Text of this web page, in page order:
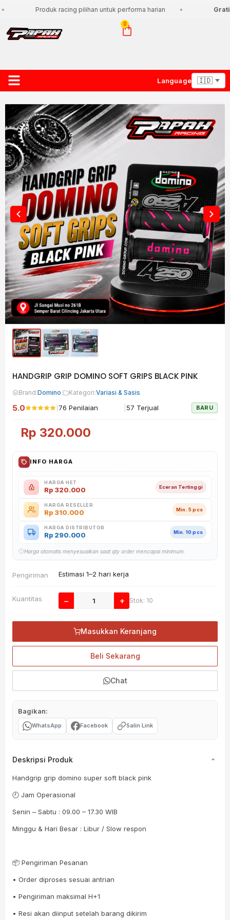
Produk racing pilihan untuk performa harian
0
Language
HANDGRIP GRIP DOMINO SOFT GRIPS BLACK PINK
Brand:Domino· Kategori:Variasi & Sasis
5.0 76 Penilaian 57 Terjual BARU
Rp 320.000
INFO HARGA
HARGA HET
Rp 320.000 Eceran Tertinggi
HARGA RESELLER
Rp 310.000 Min. 5 pcs
HARGA DISTRIBUTOR
Rp 290.000 Min. 10 pcs
Harga otomatis menyesuaikan saat qty order mencapai minimum.
Pengiriman Estimasi 1–2 hari kerja
Kuantitas − + Stok: 10
Masukkan Keranjang
Beli Sekarang
Chat
Bagikan:
WhatsApp Facebook Salin Link
Deskripsi Produk
Handgrip grip domino super soft black pink
🕘 Jam Operasional
Senin – Sabtu : 09.00 – 17.30 WIB
Minggu & Hari Besar : Libur / Slow respon
📦 Pengiriman Pesanan
• Order diproses sesuai antrian
• Pengiriman maksimal H+1
• Resi akan diinput setelah barang dikirim